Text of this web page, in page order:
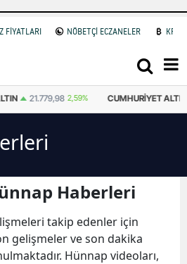
FİYATLARI NÖBETÇİ ECZANELER
2,59% CUMHURIYET ALTINI 44.750,00
Haberleri
takip edenler için
gelişmeler ve son dakika
Hünnap videoları,